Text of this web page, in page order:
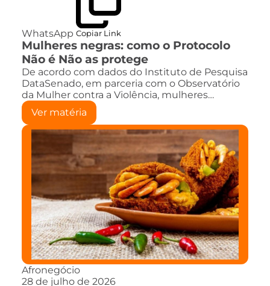
WhatsApp Copiar Link
Mulheres negras: como o Protocolo
Não é Não as protege
De acordo com dados do Instituto de Pesquisa
DataSenado, em parceria com o Observatório
da Mulher contra a Violência, mulheres…
Ver matéria
Afronegócio
28 de julho de 2026